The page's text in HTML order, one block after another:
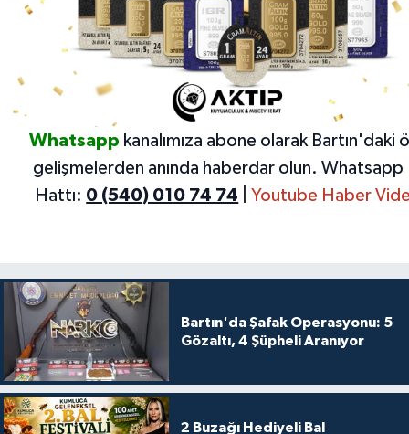
Whatsapp kanalımıza abone olarak Bartın'daki
gelişmelerden anında haberdar olun. Whatsapp
Hattı: 0 (540) 010 74 74 Youtube Haber
Bartın'da Şafak Operasyonu: 5
Gözaltı, 4 Şüpheli Aranıyor
2 Buzağı Hediyeli Bal